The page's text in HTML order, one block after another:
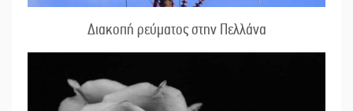
Διακοπή ρεύματος στην Πελλάνα